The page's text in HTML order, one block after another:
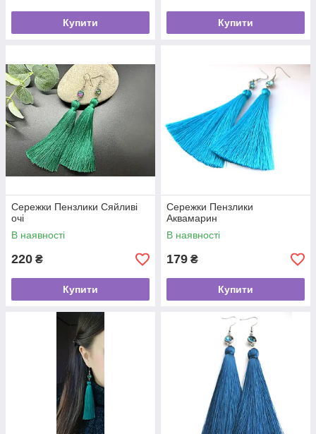
Купити Купити
Сережки Пензлики Сяйливі
очі
В наявності
220 ₴
Купити
Сережки Пензлики
Аквамарин
В наявності
179 ₴
Купити